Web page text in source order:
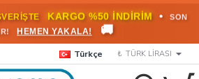
KARGO BEDAVA! •
HEMEN
FAYDALANIN
🚚
Türkçe ₺ TÜRK LIRASI